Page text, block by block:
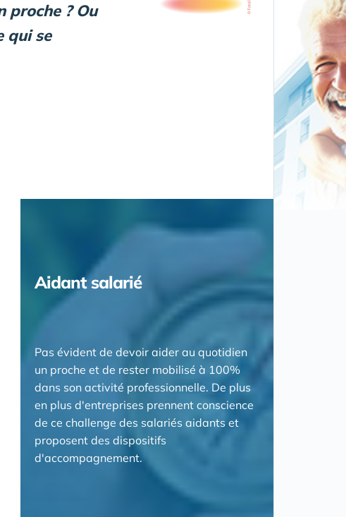
proche ? Ou
qui se
Aidant salarié
Pas évident de devoir aider au quotidien
un proche et de rester mobilisé à 100%
dans son activité professionnelle. De plus
en plus d'entreprises prennent conscience
de ce challenge des salariés aidants et
proposent des dispositifs
d'accompagnement.